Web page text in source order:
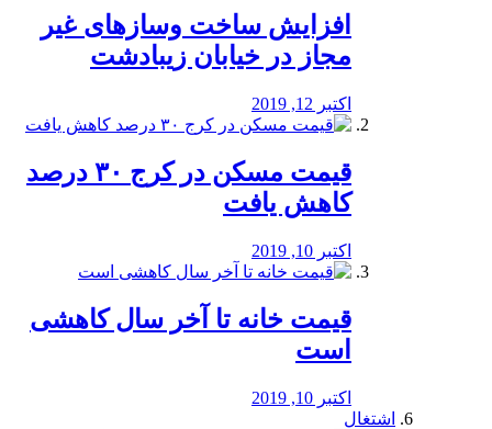
افزایش ساخت وسازهای غیر
مجاز در خیابان زیبادشت
اکتبر 12, 2019
️قیمت مسکن در کرج ۳۰ درصد
کاهش یافت
اکتبر 10, 2019
قیمت خانه تا آخر سال کاهشی
است
اکتبر 10, 2019
اشتغال